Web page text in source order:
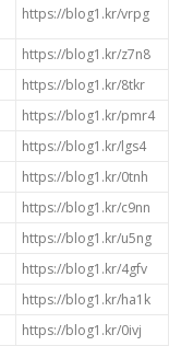
https://blog1.kr/vrpg
https://blog1.kr/z7n8
https://blog1.kr/8tkr
https://blog1.kr/pmr4
https://blog1.kr/lgs4
https://blog1.kr/0tnh
https://blog1.kr/c9nn
https://blog1.kr/u5ng
https://blog1.kr/4gfv
https://blog1.kr/ha1k
https://blog1.kr/0ivj